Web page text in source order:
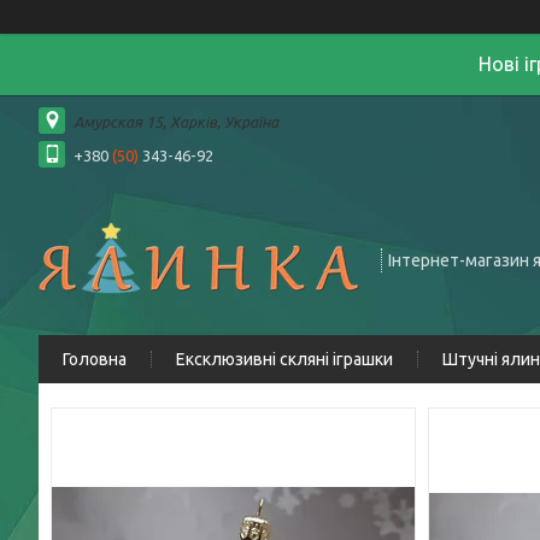
Нові
Амурская 15, Харків, Україна
+380 (50) 343-46-92
Інтернет-магазин
Головна Ексклюзивні скляні іграшки Штучні